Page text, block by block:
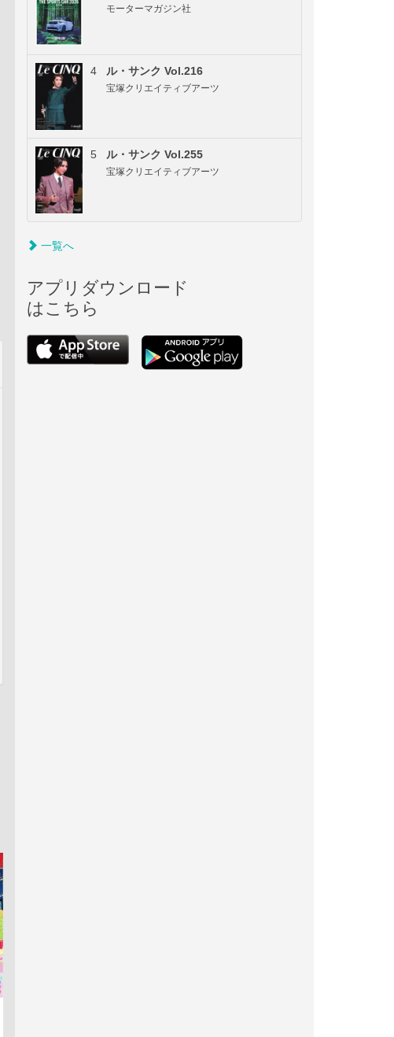
モーターマガジン社
4 ル・サンク Vol.216
宝塚クリエイティブアーツ
5 ル・サンク Vol.255
宝塚クリエイティブアーツ
一覧へ
アプリダウンロード
はこちら